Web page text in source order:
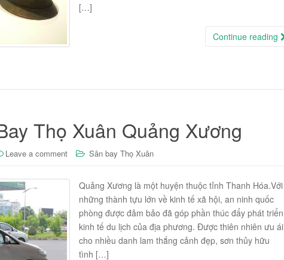
[…]
Continue reading
Thọ Xuân Quảng Xương
Leave a comment Sân bay Thọ Xuân
Quảng Xương là một huyện thuộc tỉnh Thanh Hóa.Với
những thành tựu lớn về kinh tế xã hội, an ninh quốc
phòng được đảm bảo đã góp phần thúc đẩy phát triển
kinh tế du lịch của địa phương. Được thiên nhiên ưu ái
cho nhiều danh lam thắng cảnh đẹp, sơn thủy hữu
tình […]